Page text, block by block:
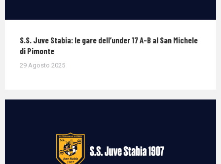
S.S. Juve Stabia: le gare dell’under 17 A-B al San Michele
di Pimonte
29 Agosto 2025